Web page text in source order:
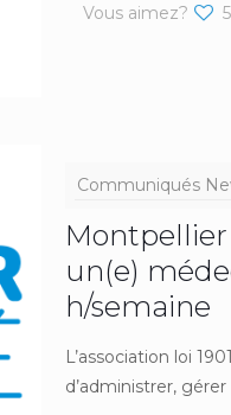
Vous aimez? 5
Communiqués
Montpellier
un(e)
h/semaine
L’association loi
d’administrer,